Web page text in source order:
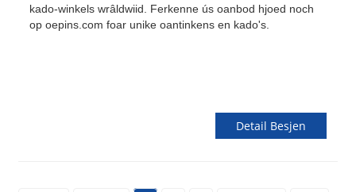
kado-winkels wrâldwiid. Ferkenne ús oanbod hjoed noch
op oepins.com foar unike oantinkens en kado's.
Detail Besjen